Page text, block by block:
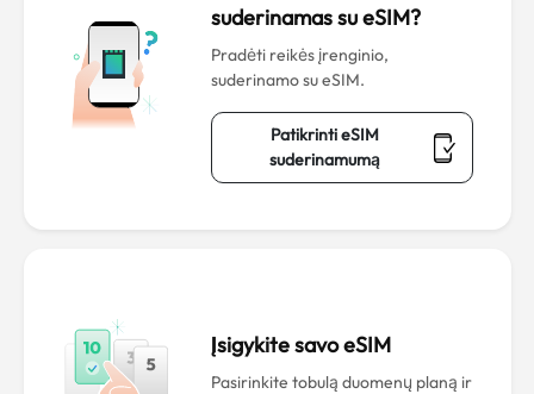
suderinamas su eSIM?
Pradėti reikės įrenginio,
suderinamo su eSIM.
Patikrinti eSIM
suderinamumą
Įsigykite savo eSIM
Pasirinkite tobulą duomenų planą ir